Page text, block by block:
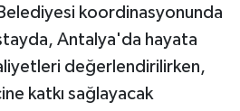
koordinasyonunda
Antalya'da hayata
değerlendirilirken,
katkı sağlayacak